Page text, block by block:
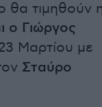
θα τιμηθούν
ο Γιώργος
Μαρτίου με
Σταύρο